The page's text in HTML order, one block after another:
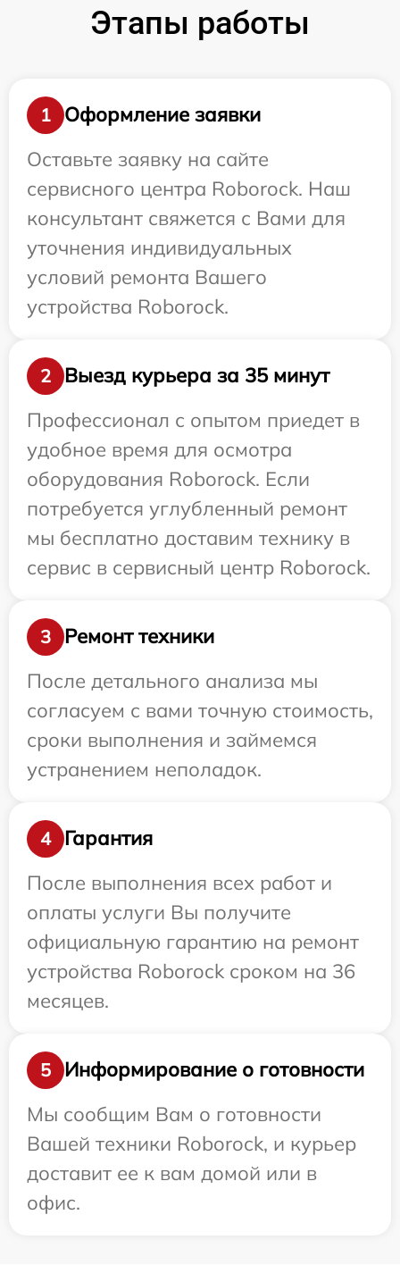
Этапы работы
1
Оформление заявки
Оставьте заявку на сайте
сервисного центра Roborock. Наш
консультант свяжется с Вами для
уточнения индивидуальных
условий ремонта Вашего
устройства Roborock.
2
Выезд курьера за 35 минут
Профессионал с опытом приедет в
удобное время для осмотра
оборудования Roborock. Если
потребуется углубленный ремонт
мы бесплатно доставим технику в
сервис в сервисный центр Roborock.
3
Ремонт техники
После детального анализа мы
согласуем с вами точную стоимость,
сроки выполнения и займемся
устранением неполадок.
4
Гарантия
После выполнения всех работ и
оплаты услуги Вы получите
официальную гарантию на ремонт
устройства Roborock сроком на 36
месяцев.
5
Информирование о готовности
Мы сообщим Вам о готовности
Вашей техники Roborock, и курьер
доставит ее к вам домой или в
офис.